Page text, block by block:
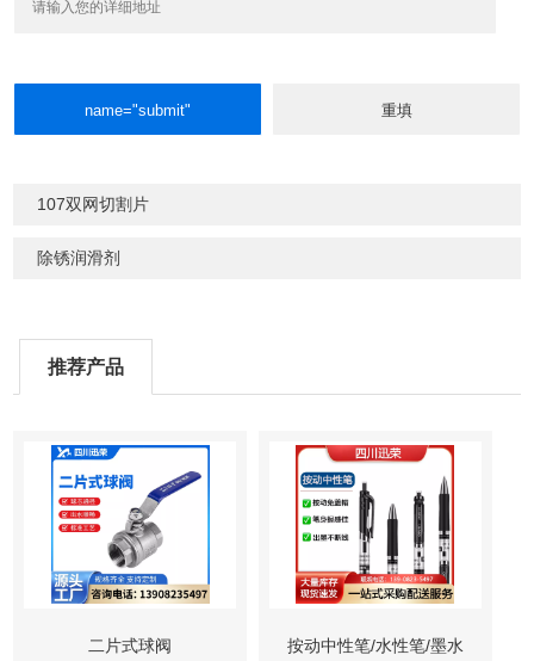
107双网切割片
除锈润滑剂
推荐产品
二片式球阀 按动中性笔/水性笔/墨水